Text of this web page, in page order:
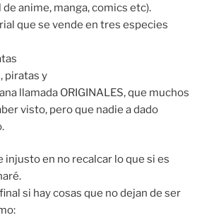
anime, manga, comics etc).
que se vende en tres especies
piratas y
llamada ORIGINALES, que muchos
visto, pero que nadie a dado
en no recalcar lo que si es
si hay cosas que no dejan de ser